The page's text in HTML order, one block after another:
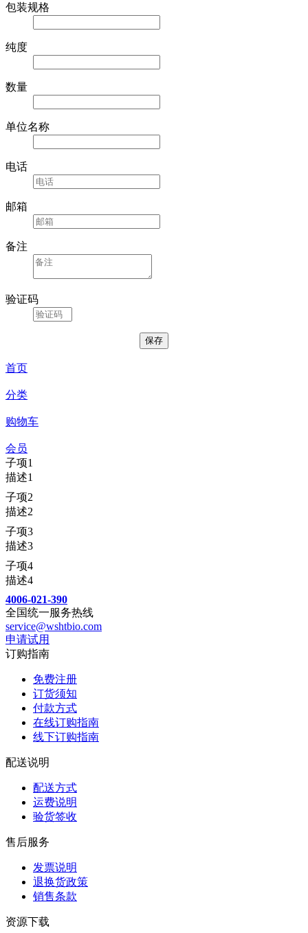
包装规格
纯度
数量
单位名称
电话
邮箱
备注
验证码
首页
分类
购物车
会员
子项1
描述1
子项2
描述2
子项3
描述3
子项4
描述4
4006-021-390
全国统一服务热线
service@wshtbio.com
申请试用
订购指南
免费注册
订货须知
付款方式
在线订购指南
线下订购指南
配送说明
配送方式
运费说明
验货签收
售后服务
发票说明
退换货政策
销售条款
资源下载